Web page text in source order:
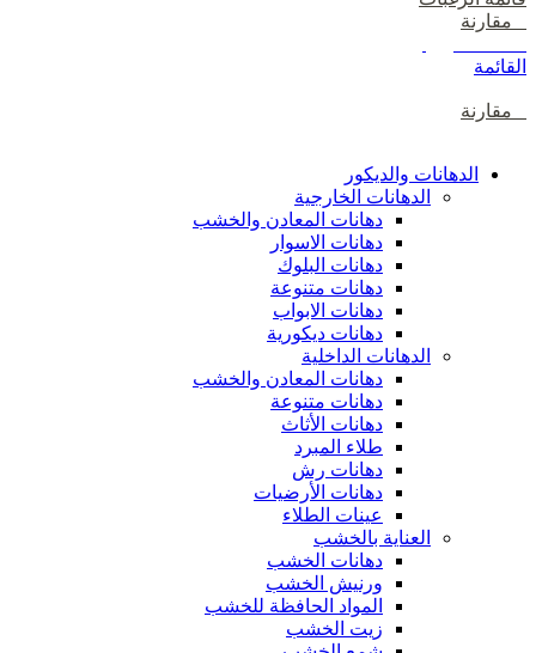
مقارنة
القائمة
مقارنة
الدهانات والديكور
الدهانات الخارجية
دهانات المعادن والخشب
دهانات الاسوار
دهانات البلوك
دهانات متنوعة
دهانات الابواب
دهانات ديكورية
الدهانات الداخلية
دهانات المعادن والخشب
دهانات متنوعة
دهانات الأثاث
طلاء المبرد
دهانات رش
دهانات الأرضيات
عينات الطلاء
العناية بالخشب
دهانات الخشب
ورنيش الخشب
المواد الحافظة للخشب
زيت الخشب